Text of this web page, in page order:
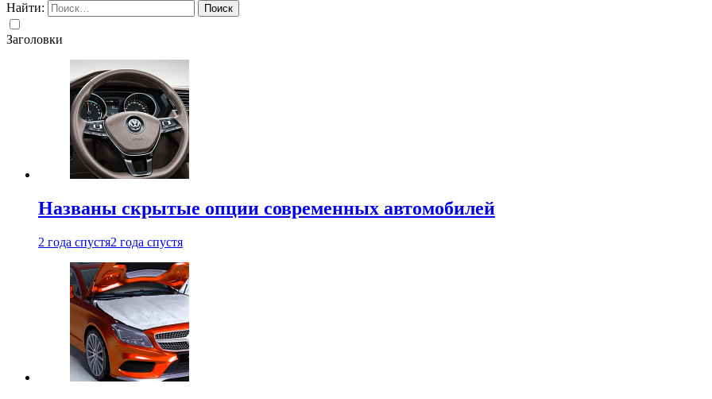
Найти:
Заголовки
Названы скрытые опции современных автомобилей
2 года спустя2 года спустя